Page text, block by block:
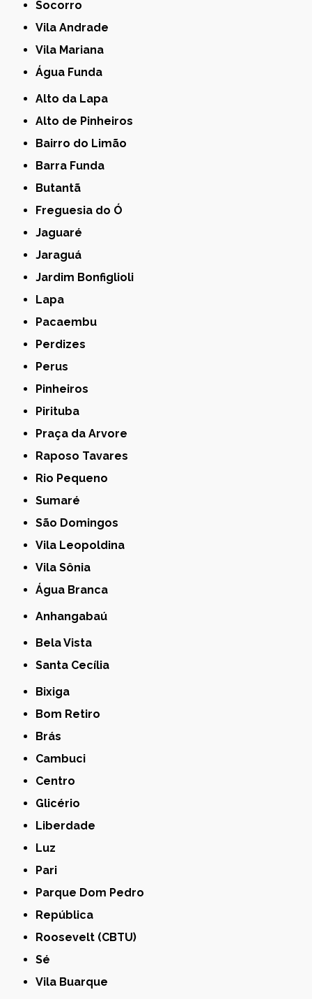
Socorro
Vila Andrade
Vila Mariana
Água Funda
Alto da Lapa
Alto de Pinheiros
Bairro do Limão
Barra Funda
Butantã
Freguesia do Ó
Jaguaré
Jaraguá
Jardim Bonfiglioli
Lapa
Pacaembu
Perdizes
Perus
Pinheiros
Pirituba
Praça da Arvore
Raposo Tavares
Rio Pequeno
Sumaré
São Domingos
Vila Leopoldina
Vila Sônia
Água Branca
Anhangabaú
Bela Vista
Santa Cecília
Bixiga
Bom Retiro
Brás
Cambuci
Centro
Glicério
Liberdade
Luz
Pari
Parque Dom Pedro
República
Roosevelt (CBTU)
Sé
Vila Buarque